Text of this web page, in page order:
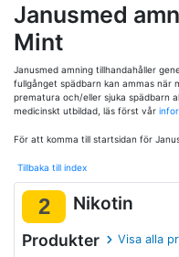
Janusmed
Mint
Janusmed amning tillhandahåller
fullgånget spädbarn kan ammas när
prematura och/eller sjuka spädbarn
medicinskt utbildad, läs först vår
För att komma till startsidan för
Tillbaka till index
2 Nikotin
Produkter Visa alla